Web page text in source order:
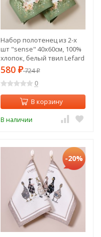
Набор полотенец из 2-х
шт "sense" 40х60см, 100%
хлопок, белый твил Lefard
(850-753-62)
580 ₽724₽
0
В корзину
В наличии
-20%